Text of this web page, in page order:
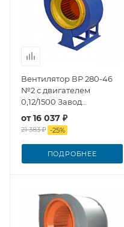
Вентилятор ВР 280-46
№2 с двигателем
0,12/1500 Завод
Вентилятор
от16 037 ₽
21 383 ₽ -25%
ПОДРОБНЕЕ